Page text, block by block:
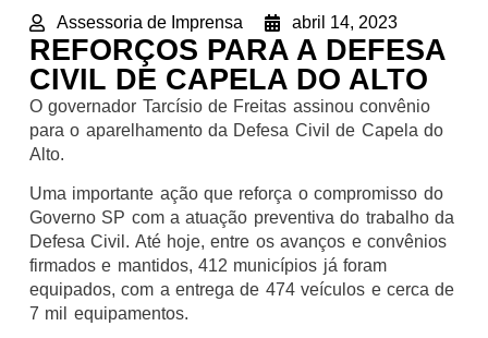
Assessoria de Imprensa abril 14, 2023
REFORÇOS PARA A DEFESA
CIVIL DE CAPELA DO ALTO
O governador Tarcísio de Freitas assinou convênio
para o aparelhamento da Defesa Civil de Capela do
Alto.
Uma importante ação que reforça o compromisso do
Governo SP com a atuação preventiva do trabalho da
Defesa Civil. Até hoje, entre os avanços e convênios
firmados e mantidos, 412 municípios já foram
equipados, com a entrega de 474 veículos e cerca de
7 mil equipamentos.